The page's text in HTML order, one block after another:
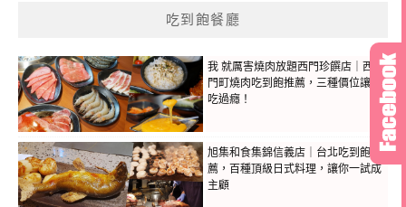
吃到飽餐廳
我 就厲害燒肉放題西門珍饌店｜西
門町燒肉吃到飽推薦，三種價位讓你
吃過癮！
旭集和食集錦信義店｜台北吃到飽推
薦，百種頂級日式料理，讓你一試成
主顧